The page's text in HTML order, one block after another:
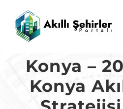
content
Konya –
Konya